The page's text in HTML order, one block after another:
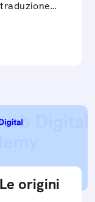
origini